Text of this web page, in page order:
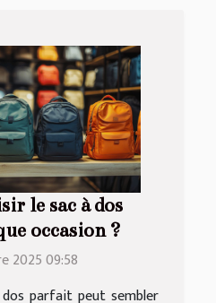
le sac à dos
occasion ?
2025 09:58
parfait peut sembler